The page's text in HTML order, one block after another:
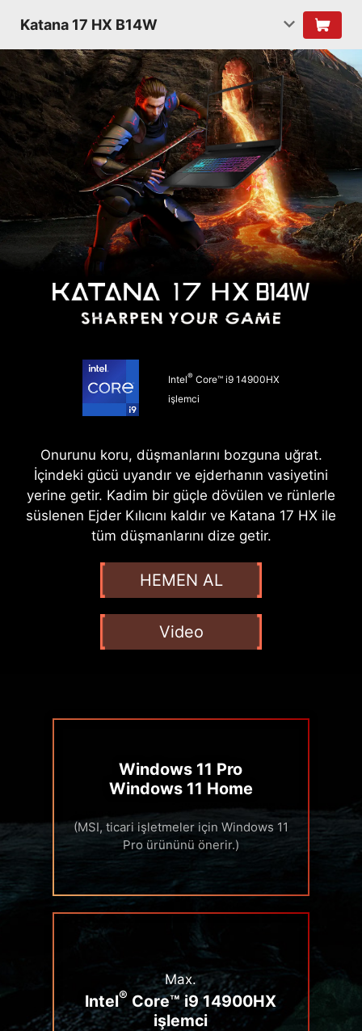
Katana 17 HX B14W
Intel® Core™ i9 14900HX
işlemci
Onurunu koru, düşmanlarını bozguna uğrat.
İçindeki gücü uyandır ve ejderhanın vasiyetini
yerine getir. Kadim bir güçle dövülen ve rünlerle
süslenen Ejder Kılıcını kaldır ve Katana 17 HX ile
tüm düşmanlarını dize getir.
HEMEN AL
Video
Windows 11 Pro
Windows 11 Home
(MSI, ticari işletmeler için Windows 11
Pro ürününü önerir.)
Max.
Intel® Core™ i9 14900HX
işlemci